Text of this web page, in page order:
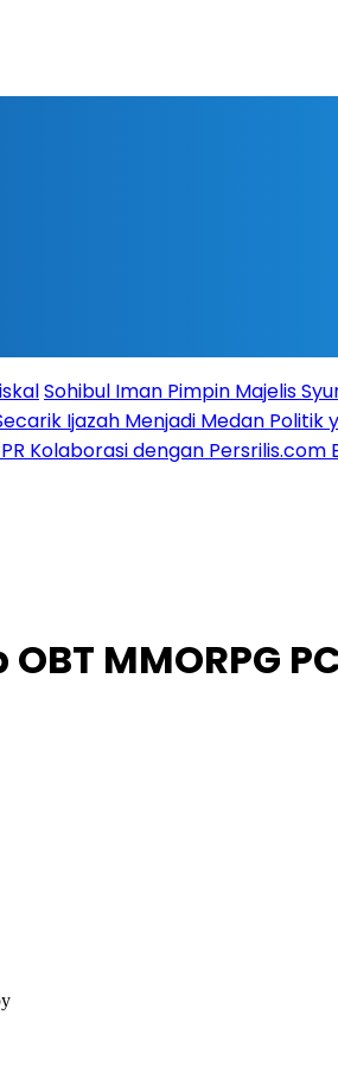
Sohibul Iman Pimpin Majelis
Ijazah Menjadi Medan Politik
Kolaborasi dengan Persrilis.com
MMORPG